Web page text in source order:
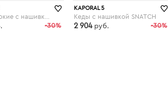
-30%
KAPORAL 5
Кеды с нашивкой SNATCH
-30%
2 904 руб.